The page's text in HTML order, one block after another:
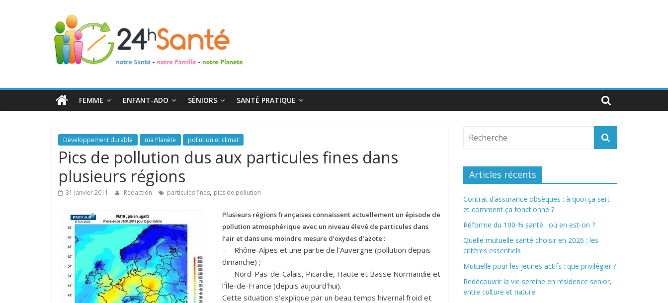
24h
Santé
toute
FEMME ENFANT-ADO SÉNIORS SANTÉ PRATIQUE
Développement durable ma Planète pollution et climat
Pics de pollution dus aux particules fines dans
plusieurs régions
31 janvier 2011 Rédaction particules fines, pics de pollution
Plusieurs régions françaises connaissent actuellement un épisode de
pollution atmosphérique avec un niveau élevé de particules dans
l’air et dans une moindre mesure d’oxydes d’azote :
– Rhône-Alpes et une partie de l’Auvergne (pollution depuis
dimanche) ;
– Nord-Pas-de-Calais, Picardie, Haute et Basse Normandie et
l’Île-de-France (depuis aujourd’hui).
Cette situation s’explique par un beau temps hivernal froid et
Articles récents
Contrat d’assurance obsèques : à quoi ça sert
et comment ça fonctionne ?
Réforme du 100 % santé : où en est-on ?
Quelle mutuelle santé choisir en 2026 : les
critères essentiels
Mutuelle pour les jeunes actifs : que privilégier ?
Redécouvrir la vie sereine en résidence senior,
entre culture et nature